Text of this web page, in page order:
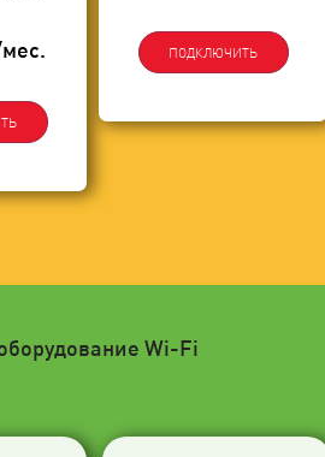
ПОДКЛЮЧИТЬ
Wi-Fi